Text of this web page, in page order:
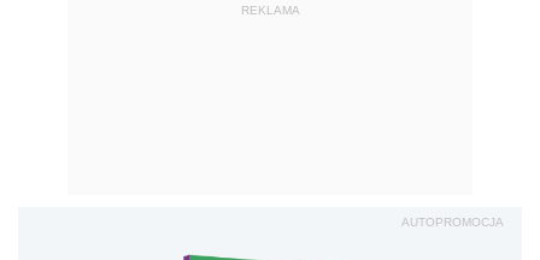
REKLAMA
AUTOPROMOCJA